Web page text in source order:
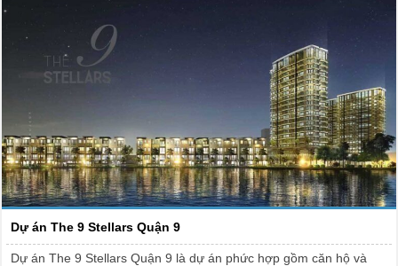
Dự án The 9 Stellars Quận 9
Dự án The 9 Stellars Quận 9 là dự án phức hợp gồm căn hộ và